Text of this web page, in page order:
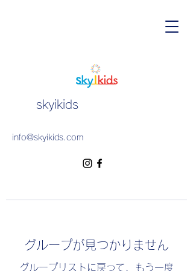
skyikids
info@skyikids.com
グループが見つかりません
グループリストに戻って、もう一度